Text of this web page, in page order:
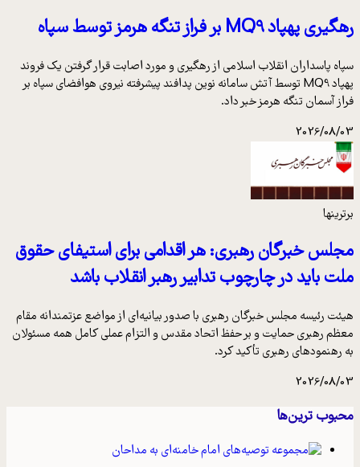
رهگیری پهپاد MQ9 بر فراز تنگه هرمز توسط سپاه
سپاه پاسداران انقلاب اسلامی از رهگیری و مورد اصابت قرار گرفتن یک فروند
پهپاد MQ9 توسط آتش سامانه نوین پدافند پیشرفته نیروی هوافضای سپاه بر
فراز آسمان تنگه هرمز خبر داد.
2026/08/03
برترینها
مجلس خبرگان رهبری: هر اقدامی برای استیفای حقوق
ملت باید در چارچوب تدابیر رهبر انقلاب باشد
هیئت رئیسه مجلس خبرگان رهبری با صدور بیانیه‌ای از مواضع عزتمندانه مقام
معظم رهبری حمایت و بر حفظ اتحاد مقدس و التزام عملی کامل همه مسئولان
به رهنمودهای رهبری تأکید کرد.
2026/08/03
محبوب ترین‌ها